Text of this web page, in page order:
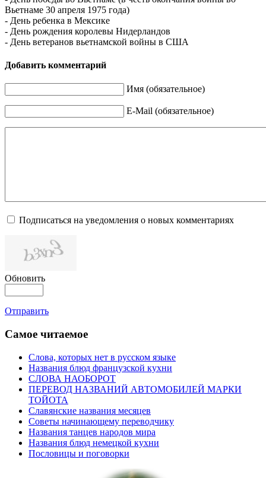
Вьетнаме 30 апреля 1975 года)
- День ребенка в Мексике
- День рождения королевы Нидерландов
- День ветеранов вьетнамской войны в США
Добавить комментарий
Имя (обязательное)
E-Mail (обязательное)
Подписаться на уведомления о новых комментариях
Обновить
Отправить
Самое читаемое
Слова, которых нет в русском языке
Названия блюд французской кухни
СЛОВА НАОБОРОТ
ПЕРЕВОД НАЗВАНИЙ АВТОМОБИЛЕЙ МАРКИ
ТОЙОТА
Славянские названия месяцев
Советы начинающему переводчику
Названия танцев народов мира
Названия блюд немецкой кухни
Пословицы и поговорки